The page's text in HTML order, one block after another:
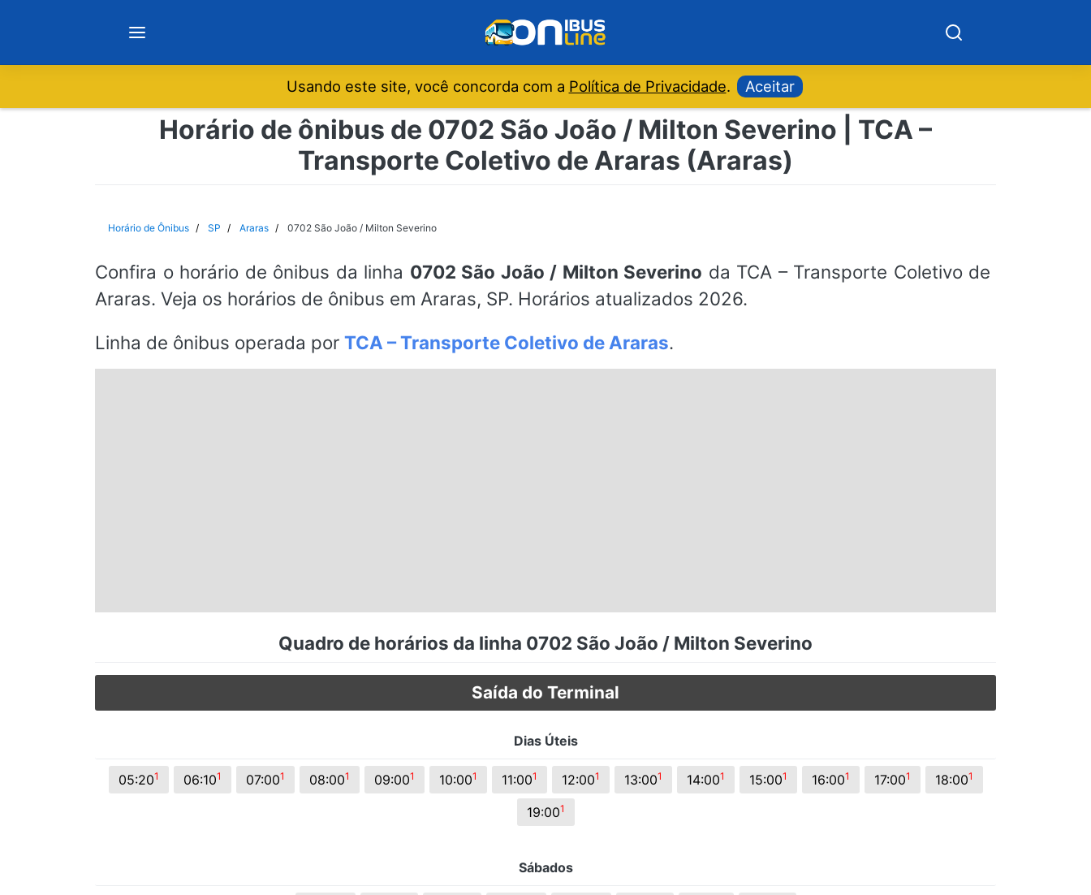
Notícias
São Paulo
Espírito Santo
Usando este site, você concorda com a Política de Privacidade. Aceitar
Horário de ônibus de 0702 São João / Milton Severino | TCA –
Transporte Coletivo de Araras (Araras)
Horário de Ônibus SP Araras 0702 São João / Milton Severino
Confira o horário de ônibus da linha 0702 São João / Milton Severino da TCA – Transporte Coletivo de
Araras. Veja os horários de ônibus em Araras, SP. Horários atualizados 2026.
Linha de ônibus operada por TCA – Transporte Coletivo de Araras.
Quadro de horários da linha 0702 São João / Milton Severino
Saída do Terminal
Dias Úteis
05:201 06:101 07:001 08:001 09:001 10:001 11:001 12:001 13:001 14:001 15:001 16:001 17:001 18:001
19:001
Sábados